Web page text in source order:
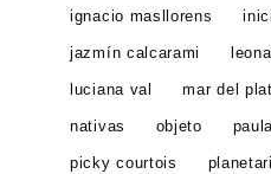
ignacio masllorens
jazmín calcarami
luciana val mar del
nativas objeto
picky courtois